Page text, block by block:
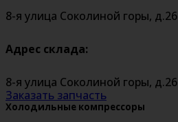
8-я улица Соколиной горы, д.26
Адрес склада:
8-я улица Соколиной горы, д.26
Заказать запчасть
Холодильные компрессоры